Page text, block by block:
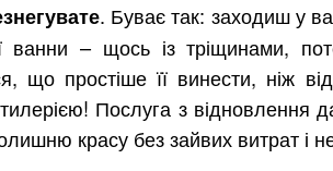
. Буває так: заходиш у
ванни – щось із тріщинами,
що простіше її винести, ніж
Послуга з відновлення
красу без зайвих витрат і